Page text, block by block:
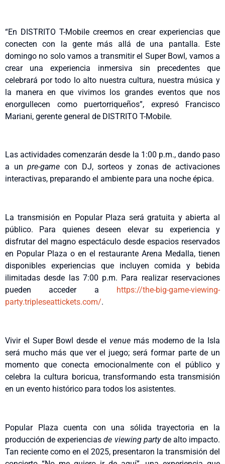
“En DISTRITO T-Mobile creemos en crear experiencias que
conecten con la gente más allá de una pantalla. Este
domingo no solo vamos a transmitir el Super Bowl, vamos a
crear una experiencia inmersiva sin precedentes que
celebrará por todo lo alto nuestra cultura, nuestra música y
la manera en que vivimos los grandes eventos que nos
enorgullecen como puertorriqueños”, expresó Francisco
Mariani, gerente general de DISTRITO T-Mobile.
Las actividades comenzarán desde la 1:00 p.m., dando paso
a unpre-game con DJ, sorteos y zonas de activaciones
interactivas, preparando el ambiente para una noche épica.
La transmisión en Popular Plaza será gratuita y abierta al
público. Para quienes deseen elevar su experiencia y
disfrutar del magno espectáculo desde espacios reservados
en Popular Plaza o en el restaurante Arena Medalla, tienen
disponibles experiencias que incluyen comida y bebida
ilimitadas desde las 7:00 p.m. Para realizar reservaciones
pueden acceder a https://the-big-game-viewing-
party.tripleseattickets.com/.
Vivir el Super Bowl desde el venuemás moderno de la Isla
será mucho más que ver el juego; será formar parte de un
momento que conecta emocionalmente con el público y
celebra la cultura boricua, transformando esta transmisión
en un evento histórico para todos los asistentes.
Popular Plaza cuenta con una sólida trayectoria en la
producción de experienciasde viewing partyde alto impacto.
Tan reciente como en el 2025, presentaron la transmisión del